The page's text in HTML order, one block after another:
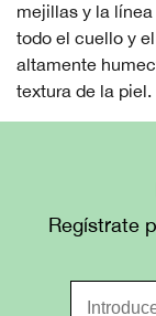
mejillas y la
todo el cuello y
altamente
textura de la piel.
Regístrate